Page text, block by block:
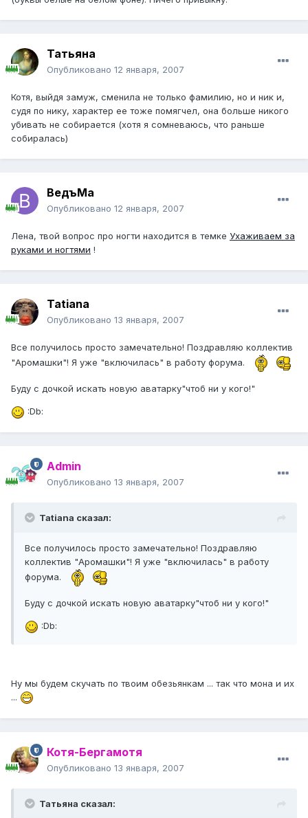
Татьяна
Опубликовано 12 января, 2007
Котя, выйдя замуж, сменила не только фамилию, но и ник и,
судя по нику, характер ее тоже помягчел, она больше никого
убивать не собирается (хотя я сомневаюсь, что раньше
собиралась)
ВедъМа
Опубликовано 12 января, 2007
Лена, твой вопрос про ногти находится в темке Ухаживаем за
руками и ногтями !
Tatiana
Опубликовано 13 января, 2007
Все получилось просто замечательно! Поздравляю коллектив
"Аромашки"! Я уже "включилась" в работу форума.
Буду с дочкой искать новую аватарку"чтоб ни у кого!"
:Db:
Admin
Опубликовано 13 января, 2007
Tatiana сказал:
Все получилось просто замечательно! Поздравляю
коллектив "Аромашки"! Я уже "включилась" в работу
форума.
Буду с дочкой искать новую аватарку"чтоб ни у кого!"
:Db:
Ну мы будем скучать по твоим обезьянкам ... так что мона и их
...
Котя-Бергамотя
Опубликовано 13 января, 2007
Татьяна сказал: